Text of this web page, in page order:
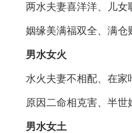
两水夫妻喜洋洋、儿女
姻缘美满福双全、满仓
男水女火
水火夫妻不相配、在家
原因二命相克害、半世
男水女土